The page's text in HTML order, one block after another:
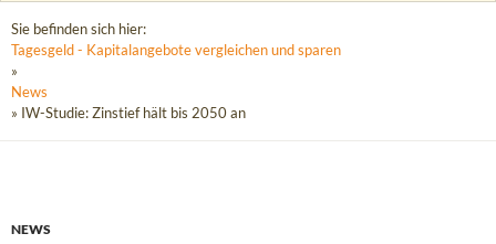
Sie befinden sich hier:
Tagesgeld - Kapitalangebote vergleichen und sparen
»
News
» IW-Studie: Zinstief hält bis 2050 an
NEWS